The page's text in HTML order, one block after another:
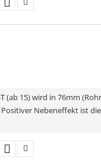
(ab 15) wird in 76mm
Nebeneffekt ist